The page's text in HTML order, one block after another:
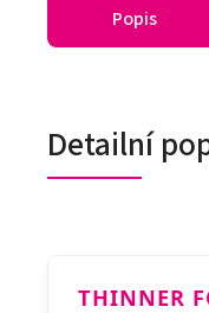
Popis
Detailní
THINNER